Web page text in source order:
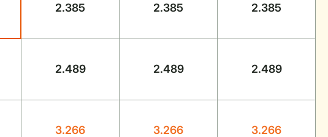
2.385 2.385 2.385
2.489 2.489 2.489
3.266 3.266 3.266